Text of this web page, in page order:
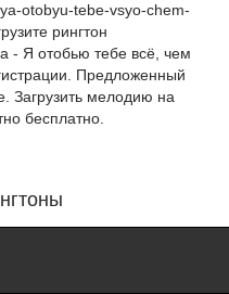
otobyu-tebe-vsyo-chem-
рингтон
- Я отобью тебе всё, чем
Предложенный
Загрузить мелодию на
бесплатно.